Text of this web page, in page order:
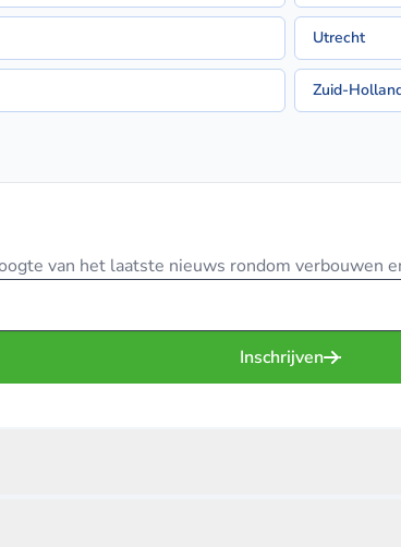
Utrecht
Zuid-
van het laatste nieuws rondom verbouwen
Inschrijven